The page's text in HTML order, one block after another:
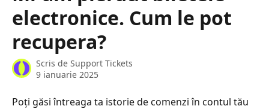
electronice. Cum le pot
recupera?
Scris de Support Tickets
9 ianuarie 2025
Poți găsi întreaga ta istorie de comenzi în contul tău